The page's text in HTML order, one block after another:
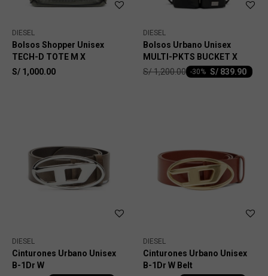
DIESEL
Bolsos Shopper Unisex
TECH-D TOTE M X
S/ 1,000.00
DIESEL
Bolsos Urbano Unisex
MULTI-PKTS BUCKET X
S/ 839.90
-30
S/1,200.00
DIESEL
Cinturones Urbano Unisex
B-1Dr W
DIESEL
Cinturones Urbano Unisex
B-1Dr W Belt